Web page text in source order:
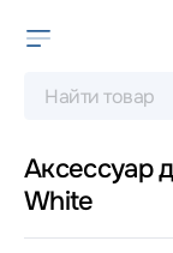
Аксессуар
White